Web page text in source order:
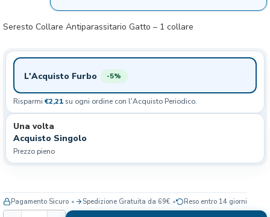
Seresto Collare Antiparassitario Gatto – 1 collare
L'Acquisto Furbo -5%
Risparmi €2,21 su ogni ordine con l'Acquisto Periodico.
Una volta
Acquisto Singolo
Prezzo pieno
Pagamento Sicuro Spedizione Gratuita da 69€ Reso entro 14 giorni